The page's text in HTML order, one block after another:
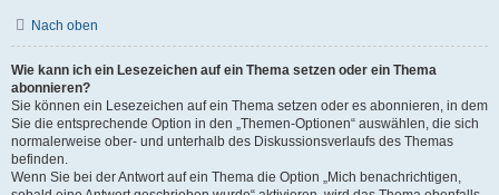
Nach oben
Wie kann ich ein Lesezeichen auf ein Thema setzen oder ein Thema
abonnieren?
Sie können ein Lesezeichen auf ein Thema setzen oder es abonnieren, in dem
Sie die entsprechende Option in den „Themen-Optionen“ auswählen, die sich
normalerweise ober- und unterhalb des Diskussionsverlaufs des Themas
befinden.
Wenn Sie bei der Antwort auf ein Thema die Option „Mich benachrichtigen,